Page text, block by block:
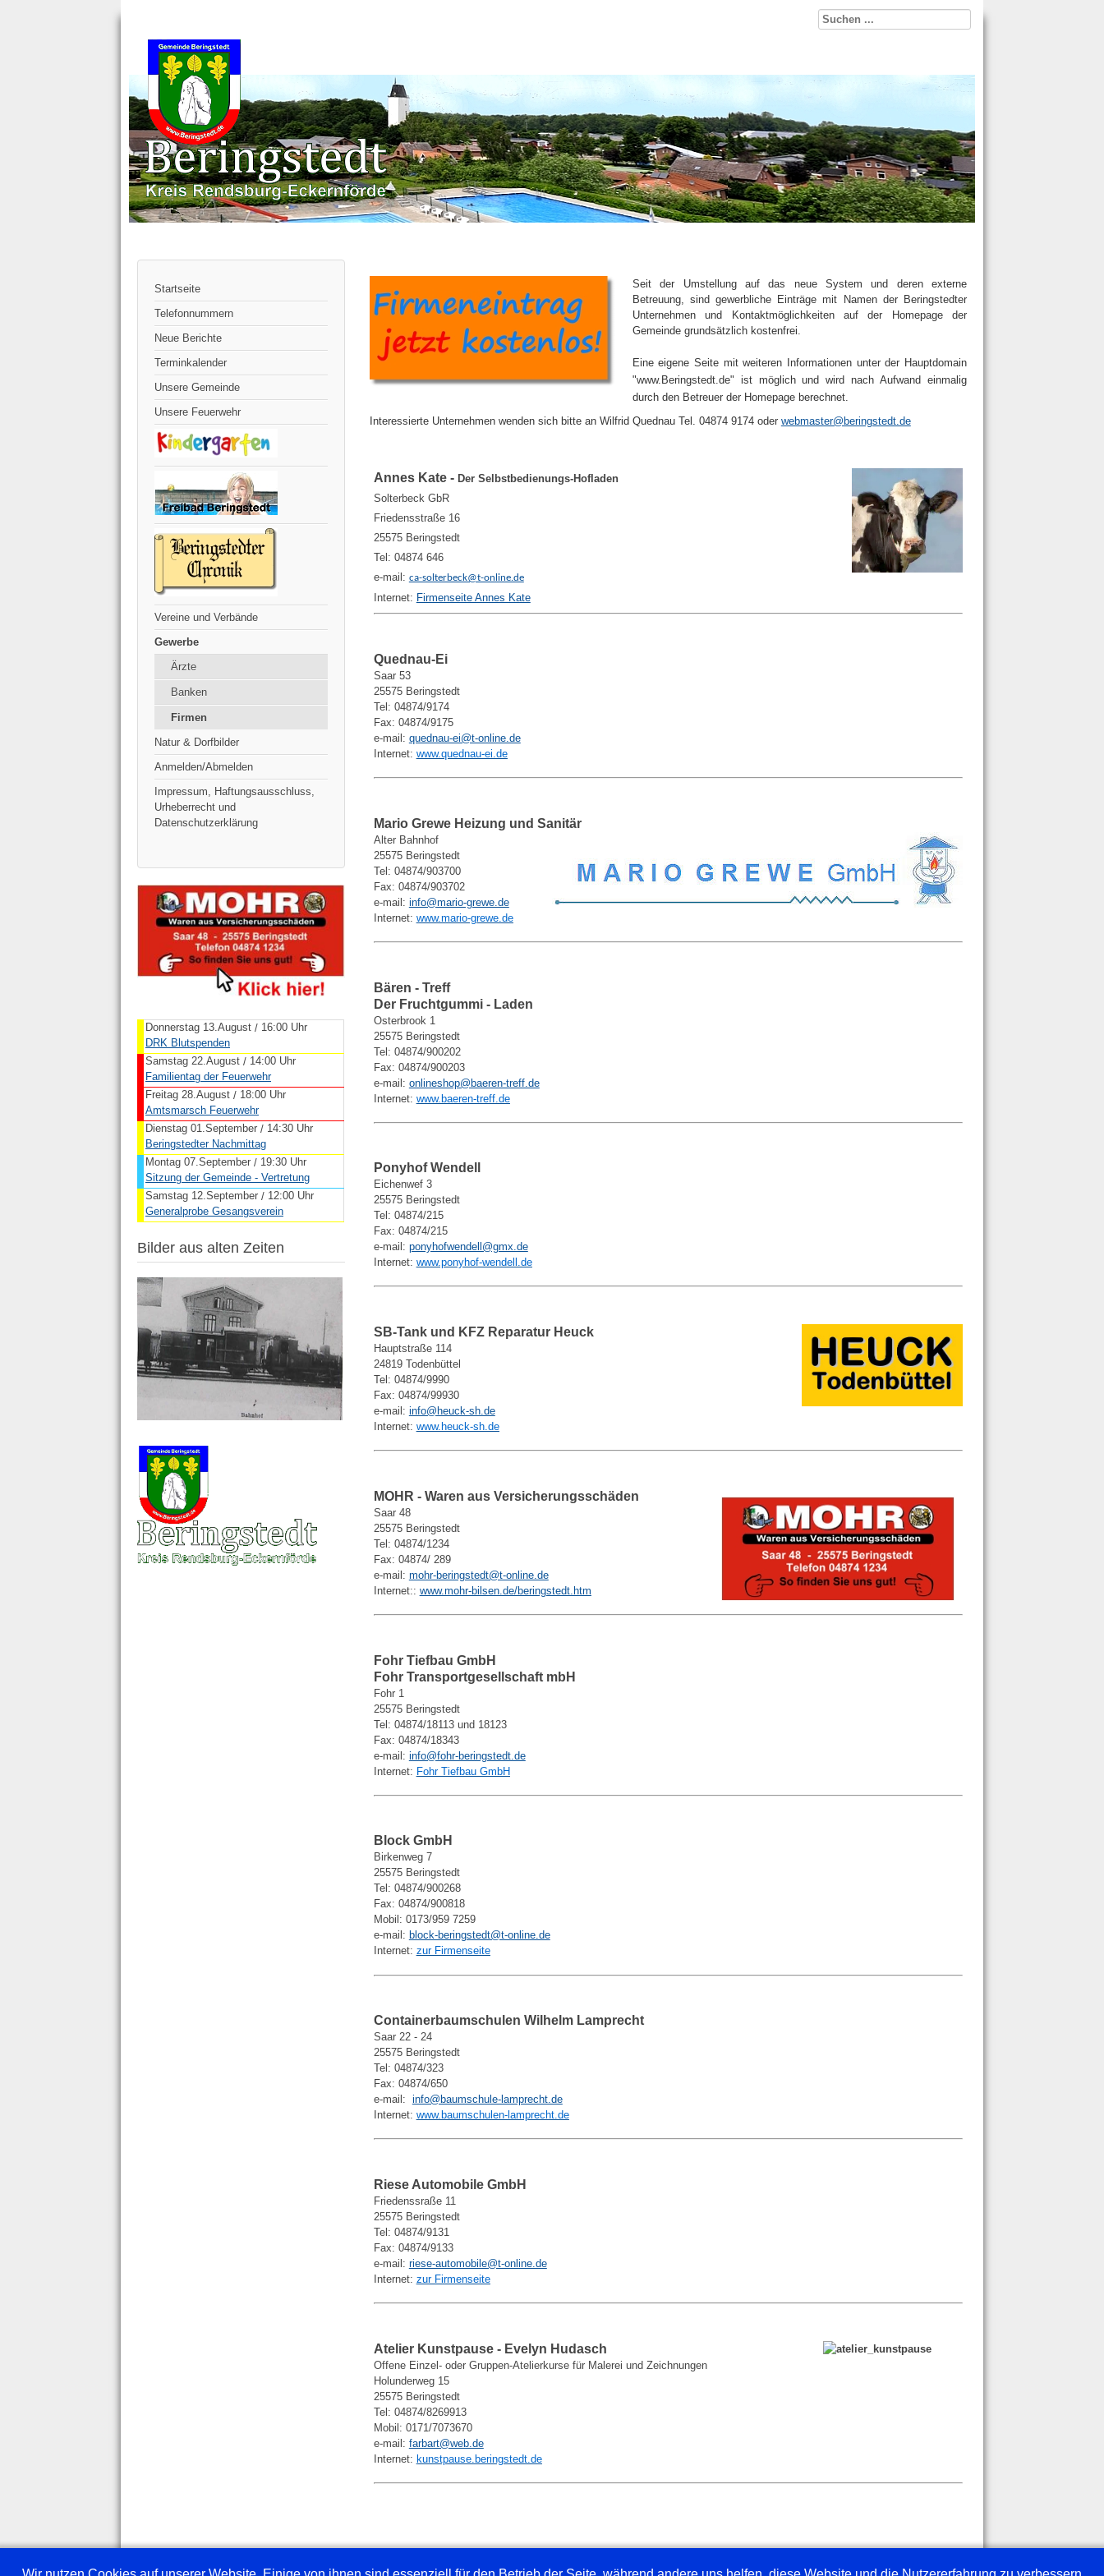
Startseite
Telefonnummern
Neue Berichte
Terminkalender
Unsere Gemeinde
Unsere Feuerwehr
Vereine und Verbände
Gewerbe
Ärzte
Banken
Firmen
Natur & Dorfbilder
Anmelden/Abmelden
Impressum, Haftungsausschluss,
Urheberrecht und
Datenschutzerklärung
Donnerstag 13.August / 16:00 Uhr
DRK Blutspenden
Samstag 22.August / 14:00 Uhr
Familientag der Feuerwehr
Freitag 28.August / 18:00 Uhr
Amtsmarsch Feuerwehr
Dienstag 01.September / 14:30 Uhr
Beringstedter Nachmittag
Montag 07.September / 19:30 Uhr
Sitzung der Gemeinde - Vertretung
Samstag 12.September / 12:00 Uhr
Generalprobe Gesangsverein
Bilder aus alten Zeiten
Seit der Umstellung auf das neue System und deren externe
Betreuung, sind gewerbliche Einträge mit Namen der Beringstedter
Unternehmen und Kontaktmöglichkeiten auf der Homepage der
Gemeinde grundsätzlich kostenfrei.
Eine eigene Seite mit weiteren Informationen unter der Hauptdomain
"www.Beringstedt.de" ist möglich und wird nach Aufwand einmalig
durch den Betreuer der Homepage berechnet.
Interessierte Unternehmen wenden sich bitte an Wilfrid Quednau Tel. 04874 9174 oder webmaster@beringstedt.de
Annes Kate - Der Selbstbedienungs-Hofladen
Solterbeck GbR
Friedensstraße 16
25575 Beringstedt
Tel: 04874 646
e-mail: ca-solterbeck@t-online.de
Internet: Firmenseite Annes Kate
Quednau-Ei
Saar 53
25575 Beringstedt
Tel: 04874/9174
Fax: 04874/9175
e-mail: quednau-ei@t-online.de
Internet: www.quednau-ei.de
Mario Grewe Heizung und Sanitär
Alter Bahnhof
25575 Beringstedt
Tel: 04874/903700
Fax: 04874/903702
e-mail: info@mario-grewe.de
Internet: www.mario-grewe.de
Bären - Treff
Der Fruchtgummi - Laden
Osterbrook 1
25575 Beringstedt
Tel: 04874/900202
Fax: 04874/900203
e-mail: onlineshop@baeren-treff.de
Internet: www.baeren-treff.de
Ponyhof Wendell
Eichenwef 3
25575 Beringstedt
Tel: 04874/215
Fax: 04874/215
e-mail: ponyhofwendell@gmx.de
Internet: www.ponyhof-wendell.de
SB-Tank und KFZ Reparatur Heuck
Hauptstraße 114
24819 Todenbüttel
Tel: 04874/9990
Fax: 04874/99930
e-mail: info@heuck-sh.de
Internet: www.heuck-sh.de
MOHR - Waren aus Versicherungsschäden
Saar 48
25575 Beringstedt
Tel: 04874/1234
Fax: 04874/ 289
e-mail: mohr-beringstedt@t-online.de
Internet:: www.mohr-bilsen.de/beringstedt.htm
Fohr Tiefbau GmbH
Fohr Transportgesellschaft mbH
Fohr 1
25575 Beringstedt
Tel: 04874/18113 und 18123
Fax: 04874/18343
e-mail: info@fohr-beringstedt.de
Internet: Fohr Tiefbau GmbH
Block GmbH
Birkenweg 7
25575 Beringstedt
Tel: 04874/900268
Fax: 04874/900818
Mobil: 0173/959 7259
e-mail: block-beringstedt@t-online.de
Internet: zur Firmenseite
Containerbaumschulen Wilhelm Lamprecht
Saar 22 - 24
25575 Beringstedt
Tel: 04874/323
Fax: 04874/650
e-mail: info@baumschule-lamprecht.de
Internet: www.baumschulen-lamprecht.de
Riese Automobile GmbH
Friedenssraße 11
25575 Beringstedt
Tel: 04874/9131
Fax: 04874/9133
e-mail: riese-automobile@t-online.de
Internet: zur Firmenseite
Atelier Kunstpause - Evelyn Hudasch
Offene Einzel- oder Gruppen-Atelierkurse für Malerei und Zeichnungen
Holunderweg 15
25575 Beringstedt
Tel: 04874/8269913
Mobil: 0171/7073670
e-mail: farbart@web.de
Internet: kunstpause.beringstedt.de